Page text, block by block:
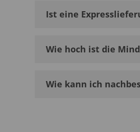
Ist eine
Wie hoch ist die
Wie kann ich